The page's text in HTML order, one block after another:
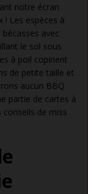
notre écran
! Les espèces à
avec
le sol sous
à poil copinent
de petite taille et
aucun BBQ
partie de cartes à
de miss